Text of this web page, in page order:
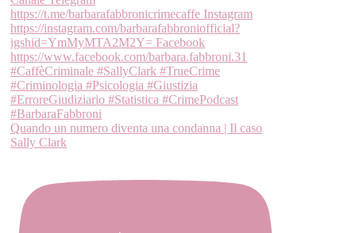
Quando un numero diventa una condanna | Il caso
Sally Clark